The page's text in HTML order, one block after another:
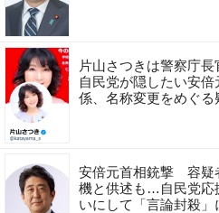
片山さつきは警察庁長
自民党が隠したい安
係、名称変更をめぐる
安倍元首相銃撃 容疑
機と供述も…自民党応
いにして「言論封殺」